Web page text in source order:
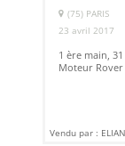
(75) PARIS
23 avril 2017
1 ère main,
Moteur Rover
Vendu par :